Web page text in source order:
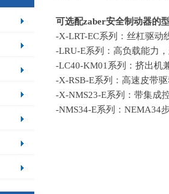
可选配zaber安全制动器的
-X-LRT-EC系列：丝杠驱动
-LRU-E系列：高负载能力
-LC40-KM01系列：挤出机
-X-RSB-E系列：高速皮带
-X-NMS23-E系列：带集成
-NMS34-E系列： NEMA34